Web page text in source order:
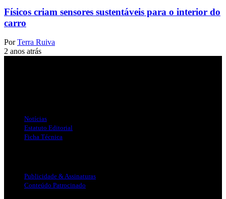
Físicos criam sensores sustentáveis para o interior do
carro
Por Terra Ruiva
2 anos atrás
Notícias
Estatuto Editorial
Ficha Técnica
Publicidade & Assinaturas
Conteúdo Patrocinado